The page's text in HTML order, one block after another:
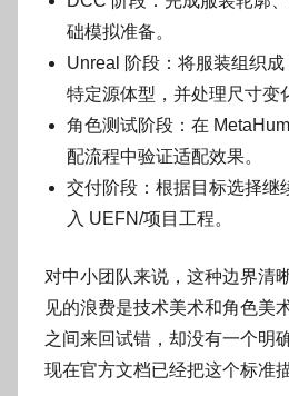
础模拟准备。
Unreal 阶段：将服装组织成
特定源体型，并处理尺寸变
角色测试阶段：在
配流程中验证适配效果。
交付阶段：根据目标选择继
入 UEFN/项目工程。
对中小团队来说，这种边界清
见的浪费是技术美术和角色美
之间来回试错，却没有一个明
现在官方文档已经把这个标准